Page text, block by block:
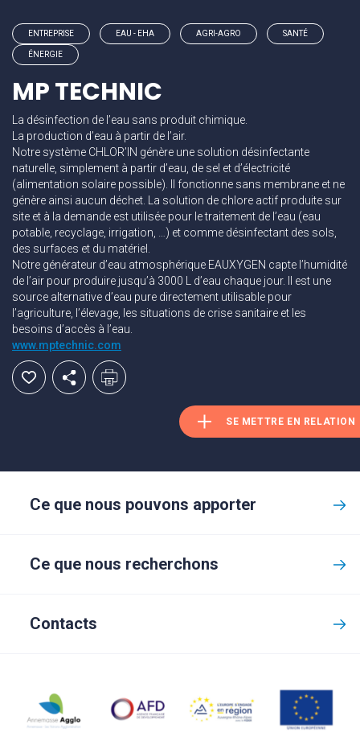
ENTREPRISE EAU - EHA AGRI-AGRO SANTÉ
ÉNERGIE
MP TECHNIC
La désinfection de l’eau sans produit chimique.
La production d’eau à partir de l’air.
Notre système CHLOR’IN génère une solution désinfectante
naturelle, simplement à partir d’eau, de sel et d’électricité
(alimentation solaire possible). Il fonctionne sans membrane et ne
génère ainsi aucun déchet. La solution de chlore actif produite sur
site et à la demande est utilisée pour le traitement de l’eau (eau
potable, recyclage, irrigation, …) et comme désinfectant des sols,
des surfaces et du matériel.
Notre générateur d’eau atmosphérique EAUXYGEN capte l’humidité
de l’air pour produire jusqu’à 3000 L d’eau chaque jour. Il est une
source alternative d’eau pure directement utilisable pour
l’agriculture, l’élevage, les situations de crise sanitaire et les
besoins d’accès à l’eau.
www.mptechnic.com
SE METTRE EN RELATION
Ce que nous pouvons apporter
Ce que nous recherchons
Contacts